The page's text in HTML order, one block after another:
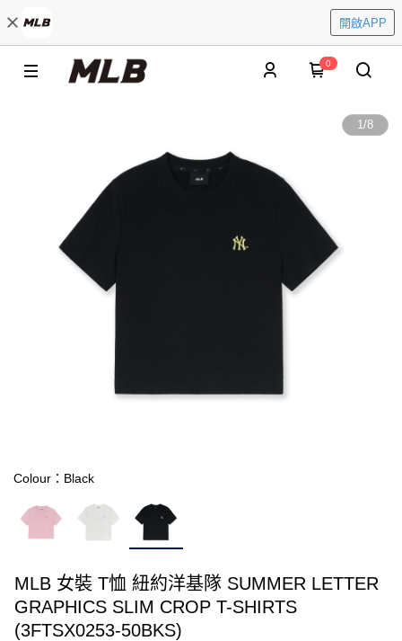
開啟APP
0
1/8
Colour：Black
MLB 女裝 T恤 紐約洋基隊 SUMMER LETTER
GRAPHICS SLIM CROP T-SHIRTS
(3FTSX0253-50BKS)